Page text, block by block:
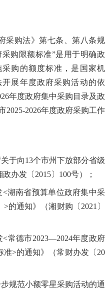
采购法》第七条、第八条规
购限额标准”是用于明确政
购的额度标准，是国家机
展年度政府采购活动的依
年度政府集中采购目录及政
2025-2026年度政府采购工作
于向13个市州下放部分省级
办发〔2015〕100号）；
湖南省预算单位政府集中采
的通知》（湘财购〔2021〕
常德市2023—2024年度政府
>的通知》（常财办发〔20
规范小额零星采购活动的通